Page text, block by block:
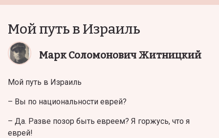
Мой путь в Израиль
Марк Соломонович Житницкий
Мой путь в Израиль
– Вы по национальности еврей?
– Да. Разве позор быть евреем? Я горжусь, что я
еврей!